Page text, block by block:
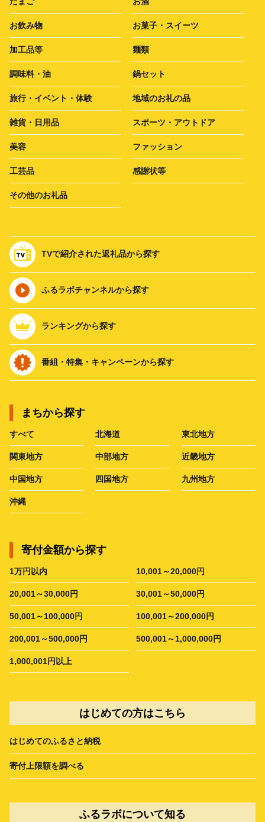
お飲み物 お菓子・スイーツ
加工品等 麺類
調味料・油 鍋セット
旅行・イベント・体験 地域のお礼の品
雑貨・日用品 スポーツ・アウトドア
美容 ファッション
工芸品 感謝状等
その他のお礼品
TVで紹介された返礼品から探す
ふるラボチャンネルから探す
ランキングから探す
番組・特集・キャンペーンから探す
まちから探す
すべて 北海道 東北地方
関東地方 中部地方 近畿地方
中国地方 四国地方 九州地方
沖縄
寄付金額から探す
1万円以内 10,001～20,000円
20,001～30,000円 30,001～50,000円
50,001～100,000円 100,001～200,000円
200,001～500,000円 500,001～1,000,000円
1,000,001円以上
はじめての方はこちら
はじめてのふるさと納税
寄付上限額を調べる
ふるラボについて知る